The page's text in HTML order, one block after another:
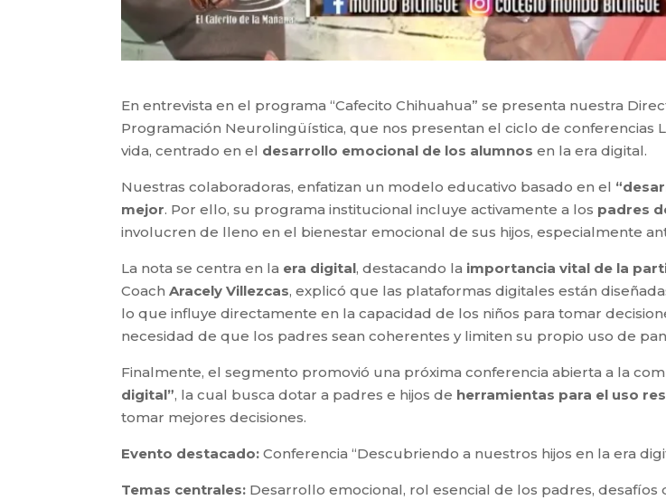
En entrevista en el programa “Cafecito Chihuahua” se presenta nuestra
Programación Neurolingüística, que nos presentan el ciclo de conferencias
vida, centrado en el desarrollo emocional de los alumnos en la era digital.
Nuestras colaboradoras, enfatizan un modelo educativo basado en el
mejor. Por ello, su programa institucional incluye activamente a los padres
involucren de lleno en el bienestar emocional de sus hijos, especialmente
La nota se centra en la era digital, destacando la importancia vital de la
CoachAracely Villezcas, explicó que las plataformas digitales están
lo que influye directamente en la capacidad de los niños para tomar
necesidad de que los padres sean coherentes y limiten su propio uso de
Finalmente, el segmento promovió una próxima conferencia abierta a la
digital”, la cual busca dotar a padres e hijos de herramientas para el uso
tomar mejores decisiones.
Evento destacado: Conferencia “Descubriendo a nuestros hijos en la era
Temas centrales: Desarrollo emocional, rol esencial de los padres,